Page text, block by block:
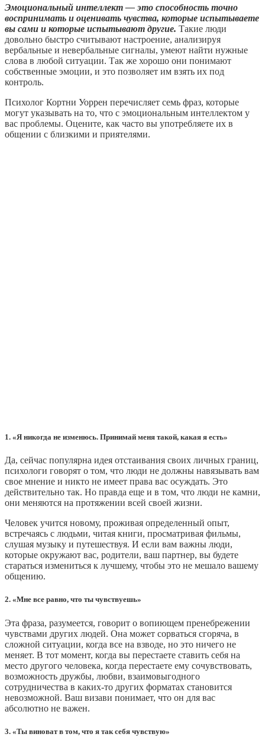
Эмоциональный интеллект — это способность точно
воспринимать и оценивать чувства, которые испытываете
вы сами и которые испытывают другие. Такие люди
довольно быстро считывают настроение, анализируя
вербальные и невербальные сигналы, умеют найти нужные
слова в любой ситуации. Так же хорошо они понимают
собственные эмоции, и это позволяет им взять их под
контроль.
Психолог Кортни Уоррен перечисляет семь фраз, которые
могут указывать на то, что с эмоциональным интеллектом у
вас проблемы. Оцените, как часто вы употребляете их в
общении с близкими и приятелями.
1. «Я никогда не изменюсь. Принимай меня такой, какая я есть»
Да, сейчас популярна идея отстаивания своих личных границ,
психологи говорят о том, что люди не должны навязывать вам
свое мнение и никто не имеет права вас осуждать. Это
действительно так. Но правда еще и в том, что люди не камни,
они меняются на протяжении всей своей жизни.
Человек учится новому, проживая определенный опыт,
встречаясь с людьми, читая книги, просматривая фильмы,
слушая музыку и путешествуя. И если вам важны люди,
которые окружают вас, родители, ваш партнер, вы будете
стараться измениться к лучшему, чтобы это не мешало вашему
общению.
2. «Мне все равно, что ты чувствуешь»
Эта фраза, разумеется, говорит о вопиющем пренебрежении
чувствами других людей. Она может сорваться сгоряча, в
сложной ситуации, когда все на взводе, но это ничего не
меняет. В тот момент, когда вы перестаете ставить себя на
место другого человека, когда перестаете ему сочувствовать,
возможность дружбы, любви, взаимовыгодного
сотрудничества в каких-то других форматах становится
невозможной. Ваш визави понимает, что он для вас
абсолютно не важен.
3. «Ты виноват в том, что я так себя чувствую»